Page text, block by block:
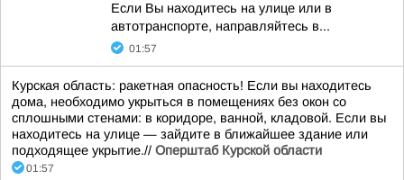
Если Вы находитесь на улице или в
автотранспорте, направляйтесь в...
01:57
Курская область: ракетная опасность! Если вы находитесь
дома, необходимо укрыться в помещениях без окон со
сплошными стенами: в коридоре, ванной, кладовой. Если вы
находитесь на улице — зайдите в ближайшее здание или
подходящее укрытие.// Оперштаб Курской области
01:57